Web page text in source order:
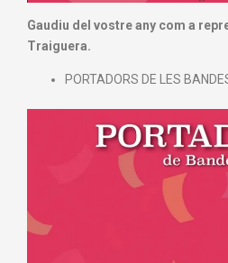
Gaudiu del vostre any com a
Traiguera.
PORTADORS DE LES